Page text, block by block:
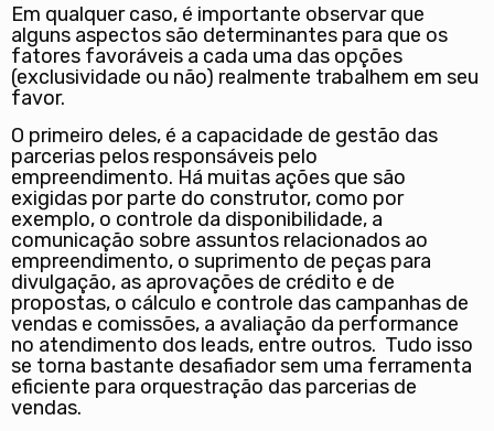
Em qualquer caso, é importante observar que
alguns aspectos são determinantes para que os
fatores favoráveis a cada uma das opções
(exclusividade ou não) realmente trabalhem em seu
favor.
O primeiro deles, é a capacidade de gestão das
parcerias pelos responsáveis pelo
empreendimento. Há muitas ações que são
exigidas por parte do construtor, como por
exemplo, o controle da disponibilidade, a
comunicação sobre assuntos relacionados ao
empreendimento, o suprimento de peças para
divulgação, as aprovações de crédito e de
propostas, o cálculo e controle das campanhas de
vendas e comissões, a avaliação da performance
no atendimento dos leads, entre outros. Tudo isso
se torna bastante desafiador sem uma ferramenta
eficiente para orquestração das parcerias de
vendas.